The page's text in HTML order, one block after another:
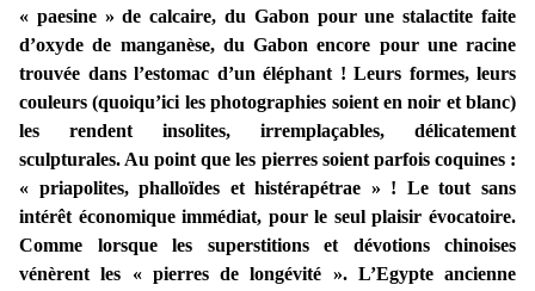
« paesine » de calcaire, du Gabon pour une stalactite faite
d’oxyde de manganèse, du Gabon encore pour une racine
trouvée dans l’estomac d’un éléphant ! Leurs formes, leurs
couleurs (quoiqu’ici les photographies soient en noir et blanc)
les rendent insolites, irremplaçables, délicatement
sculpturales. Au point que les pierres soient parfois coquines :
« priapolites, phalloïdes et histérapétrae » ! Le tout sans
intérêt économique immédiat, pour le seul plaisir évocatoire.
Comme lorsque les superstitions et dévotions chinoises
vénèrent les « pierres de longévité ». L’Egypte ancienne